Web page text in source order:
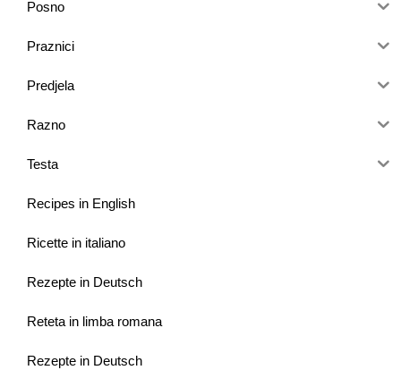
Posno
Praznici
Predjela
Razno
Testa
Recipes in English
Ricette in italiano
Rezepte in Deutsch
Reteta in limba romana
Rezepte in Deutsch